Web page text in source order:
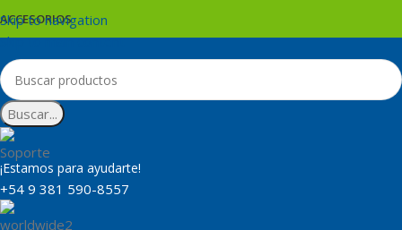
Skip to navigation
Skip to main content
ACCESORIOS
Buscar...
¡Estamos para ayudarte!
+54 9 381 590-8557